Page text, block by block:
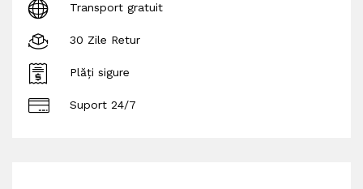
Transport gratuit
30 Zile Retur
Plăți sigure
Suport 24/7